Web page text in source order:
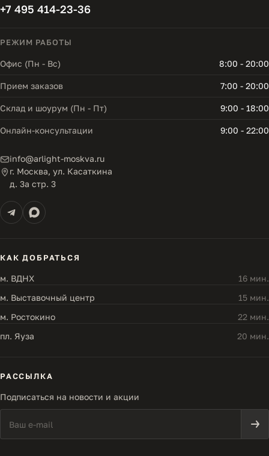
+7 495 414-23-36
РЕЖИМ РАБОТЫ
Офис (Пн - Вс) 8:00 - 20:00
Прием заказов 7:00 - 20:00
Склад и шоурум (Пн - Пт) 9:00 - 18:00
Онлайн-консультации 9:00 - 22:00
info@arlight-moskva.ru
г. Москва, ул. Касаткина
д. 3а стр. 3
КАК ДОБРАТЬСЯ
м. ВДНХ
16 мин.
м. Выставочный центр
15 мин.
м. Ростокино
22 мин.
пл. Яуза
20 мин.
РАССЫЛКА
Подписаться на новости и акции